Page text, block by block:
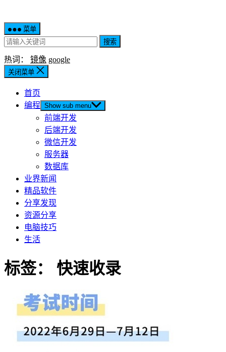
菜单
搜索
热词： 镜像 google
关闭菜单
首页
编程 Show sub menu
前端开发
后端开发
微信开发
服务器
数据库
业界新闻
精品软件
分享发现
资源分享
电脑技巧
生活
标签： 快速收录